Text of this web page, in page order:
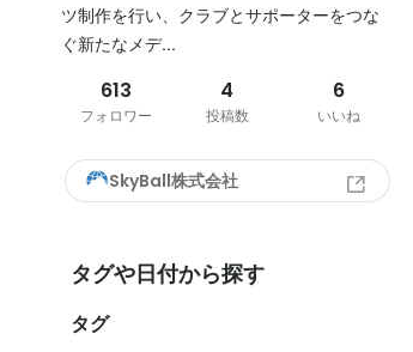
ツ制作を行い、クラブとサポーターをつな
ぐ新たなメデ...
613
フォロワー
4
投稿数
6
いいね
SkyBall株式会社
タグや日付から探す
タグ